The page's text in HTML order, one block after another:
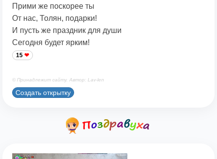
Прими же поскорее ты
От нас, Толян, подарки!
И пусть же праздник для души
Сегодня будет ярким!
15
© Принадлежит сайту. Автор: Lav-len
Создать открытку